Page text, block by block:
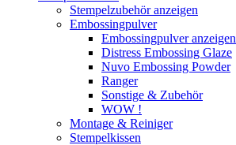
Stempelzubehör anzeigen
Embossingpulver
Embossingpulver anzeigen
Distress Embossing Glaze
Nuvo Embossing Powder
Ranger
Sonstige & Zubehör
WOW !
Montage & Reiniger
Stempelkissen